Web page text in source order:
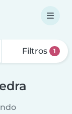
Filtros 1